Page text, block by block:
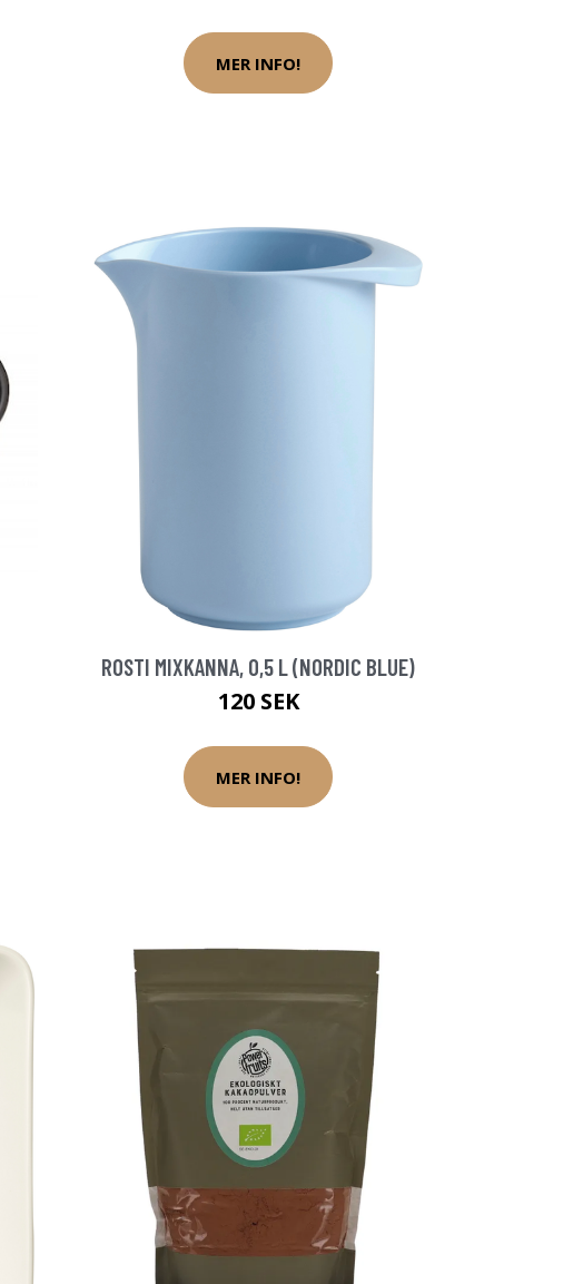
MER INFO!
ROSTI MIXKANNA, 0,5 L (NORDIC BLUE)
120 SEK
MER INFO!